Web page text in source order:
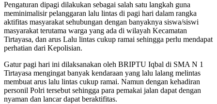
Pengaturan dipagi dilakukan sebagai salah satu langkah guna
meminimalisir pelanggaran lalu lintas di pagi hari dalam rangka
aktifitas masyarakat sehubungan dengan banyaknya siswa/siswi
masyarakat terutama warga yang ada di wilayah Kecamatan
Tirtayasa, dan arus Lalu lintas cukup ramai sehingga perlu mendapat
perhatian dari Kepolisian.
Gatur pagi hari ini dilaksanakan oleh BRIPTU Iqbal di SMA N 1
Tirtayasa mengingat banyak kendaraan yang lalu lalang melintas
membuat arus lalu lintas cukup ramai. Namun dengan kehadiran
personil Polri tersebut sehingga para pemakai jalan dapat dengan
nyaman dan lancar dapat beraktifitas.